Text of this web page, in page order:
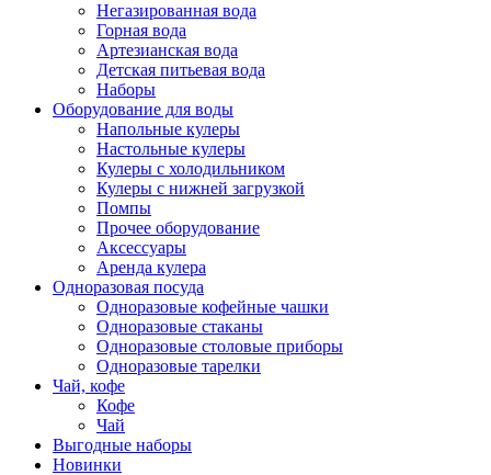
Негазированная вода
Горная вода
Артезианская вода
Детская питьевая вода
Наборы
Оборудование для воды
Напольные кулеры
Настольные кулеры
Кулеры с холодильником
Кулеры с нижней загрузкой
Помпы
Прочее оборудование
Аксессуары
Аренда кулера
Одноразовая посуда
Одноразовые кофейные чашки
Одноразовые стаканы
Одноразовые столовые приборы
Одноразовые тарелки
Чай, кофе
Кофе
Чай
Выгодные наборы
Новинки